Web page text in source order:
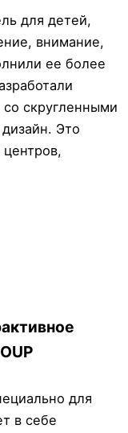
для детей,
внимание,
ее более
скругленными
Это
для
в себе